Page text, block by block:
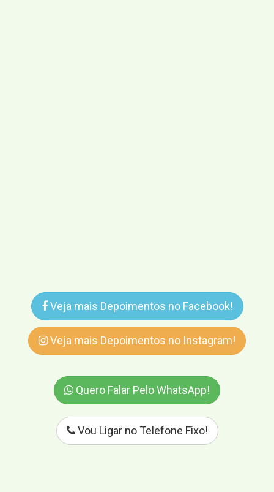
Veja mais Depoimentos no Facebook!
Veja mais Depoimentos no Instagram!
Quero Falar Pelo WhatsApp!
Vou Ligar no Telefone Fixo!